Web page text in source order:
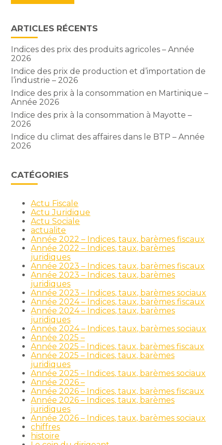
ARTICLES RÉCENTS
Indices des prix des produits agricoles – Année
2026
Indice des prix de production et d’importation de
l’industrie – 2026
Indice des prix à la consommation en Martinique –
Année 2026
Indice des prix à la consommation à Mayotte –
2026
Indice du climat des affaires dans le BTP – Année
2026
CATÉGORIES
Actu Fiscale
Actu Juridique
Actu Sociale
actualite
Année 2022 – Indices, taux, barèmes fiscaux
Année 2022 – Indices, taux, barèmes
juridiques
Année 2023 – Indices, taux, barèmes fiscaux
Année 2023 – Indices, taux, barèmes
juridiques
Année 2023 – Indices, taux, barèmes sociaux
Année 2024 – Indices, taux, barèmes fiscaux
Année 2024 – Indices, taux, barèmes
juridiques
Année 2024 – Indices, taux, barèmes sociaux
Année 2025 –
Année 2025 – Indices, taux, barèmes fiscaux
Année 2025 – Indices, taux, barèmes
juridiques
Année 2025 – Indices, taux, barèmes sociaux
Année 2026 –
Année 2026 – Indices, taux, barèmes fiscaux
Année 2026 – Indices, taux, barèmes
juridiques
Année 2026 – Indices, taux, barèmes sociaux
chiffres
histoire